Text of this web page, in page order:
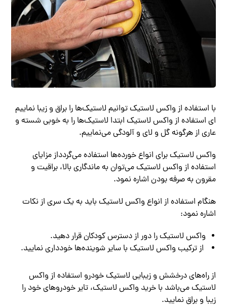
با استفاده از واکس لاستیک ‌توانیم لاستیک‌ها را براق و زیبا نماییم
ای استفاده از واکس لاستیک ابتدا لاستیک‌ها را به خوبی شسته و
عاری از هرگونه گل و لای و آلودگی می‌نماییم.
واکس لاستیک برای انواع خورده‌ها استفاده می‌گردداز مزایای
استفاده از واکس لاستیک می‌توان به ماندگاری بالا، براقیت و
مقرون به صرفه بودن اشاره نمود.
هنگام استفاده از انواع واکس لاستیک باید به یک سری از نکات
اشاره نمود:
واکس لاستیک را دور از دسترس کودکان قرار دهید.
از ترکیب واکس لاستیک با سایر شوینده‌ها خودداری نمایید.
از راه‌های درخشش و زیبایی لاستیک خودرو استفاده از واکس
لاستیک می‌باشد با خرید واکس لاستیک، تایر خودروهای خود را
زیبا و براق نمایید.